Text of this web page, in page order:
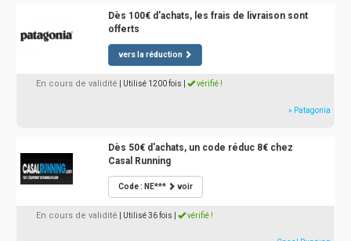
Dès 100€ d'achats, les frais de livraison sont
offerts
vers la réduction
En cours de validité | Utilisé 1200 fois vérifié !
» Patagonia
Dès 50€ d'achats, un code réduc 8€ chez
Casal Running
Code : NE*** voir
En cours de validité | Utilisé 36 fois vérifié !